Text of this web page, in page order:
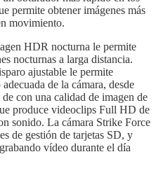
permite obtener imágenes más
movimiento.
HDR nocturna le permite
nocturnas a larga distancia.
ajustable le permite
de la cámara, desde
con una calidad de imagen de
produce videoclips Full HD de
sonido. La cámara Strike Force
de gestión de tarjetas SD, y
vídeo durante el día